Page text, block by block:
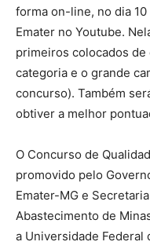
forma on-line, no dia
Emater no Youtube.
primeiros colocados de
categoria e o grande
concurso). Também
obtiver a melhor
O Concurso de
promovido pelo
Emater-MG e
Abastecimento de
a Universidade Federal